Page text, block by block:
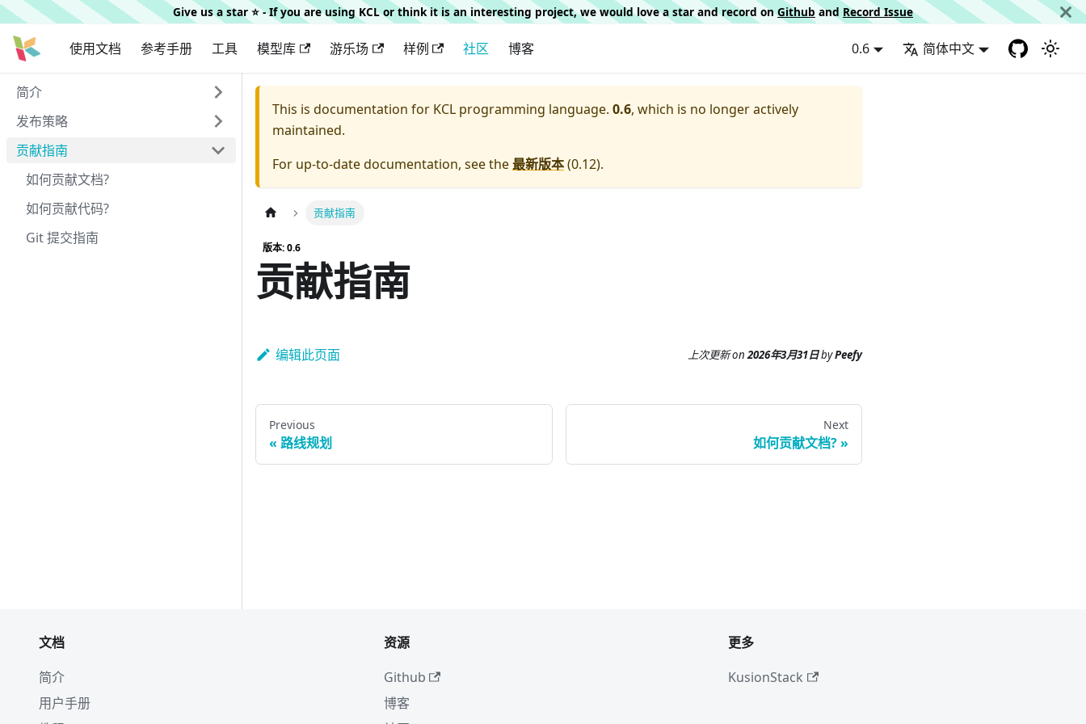
Give us a star ⭐️ - If you are using KCL or think it is an interesting project, we would love a star and record onGithub and Record Issue
使用文档 参考手册 工具 模型库 游乐场 样例 社区 博客 0.6 简体中文
简介
发布策略
贡献指南
如何贡献文档?
如何贡献代码?
Git 提交指南
This is documentation for KCL programming language. 0.6, which is no longer actively
maintained.
For up-to-date documentation, see the最新版本(0.12).
贡献指南
版本: 0.6
贡献指南
编辑此页面 上次更新on2026年3月31日byPeefy
Previous
路线规划
Next
如何贡献文档?
文档
简介
用户手册
资源
Github
博客
更多
KusionStack